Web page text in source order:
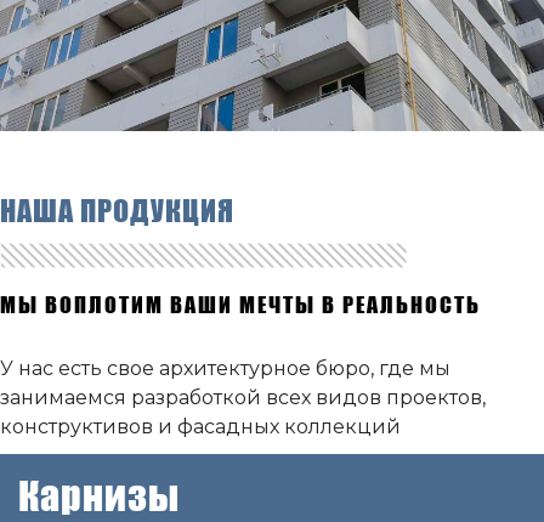
НАША ПРОДУКЦИЯ
МЫ ВОПЛОТИМ ВАШИ МЕЧТЫ В РЕАЛЬНОСТЬ
У нас есть свое архитектурное бюро, где мы
занимаемся разработкой всех видов проектов,
конструктивов и фасадных коллекций
Карнизы